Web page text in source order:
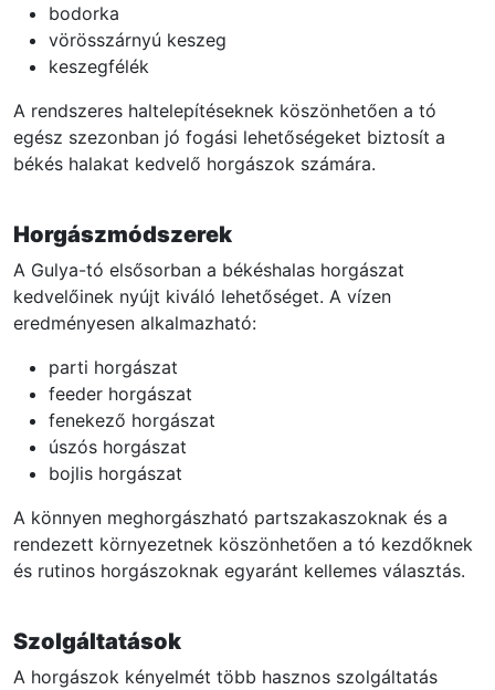
bodorka
vörösszárnyú keszeg
keszegfélék
A rendszeres haltelepítéseknek köszönhetően a tó
egész szezonban jó fogási lehetőségeket biztosít a
békés halakat kedvelő horgászok számára.
Horgászmódszerek
A Gulya-tó elsősorban a békéshalas horgászat
kedvelőinek nyújt kiváló lehetőséget. A vízen
eredményesen alkalmazható:
parti horgászat
feeder horgászat
fenekező horgászat
úszós horgászat
bojlis horgászat
A könnyen meghorgászható partszakaszoknak és a
rendezett környezetnek köszönhetően a tó kezdőknek
és rutinos horgászoknak egyaránt kellemes választás.
Szolgáltatások
A horgászok kényelmét több hasznos szolgáltatás